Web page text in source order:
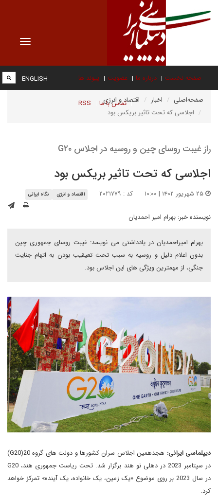
Toggle
صفحه نخست درباره ما عضویت پیوند ها
تماس با ما RSS
ENGLISH
صفحه‌اصلی اخبار
اقتصاد و انرژی
اجلاسی که تحت تاثیر بریکس بود
راز غیبت روسای چین و روسیه در اجلاس G۲۰
اجلاسی که تحت تاثیر بریکس بود
کد : ۲۰۲۱۷۷۹ اقتصاد و انرژی نگاه ایرانی
نویسنده خبر: بهرام امیر احمدیان
بهرام امیراحمدیان در یادداشتی می نویسد: غیبت روسای جمهوری چین
بدون اعلام دلیل و روسیه به سبب تحت تعیقیب بودن به اتهام جنایت
جنگی، از مهمترین ویژگی های این اجلاس بود.
دیپلماسی ایرانی:
هجدهمین اجلاس سران کشورها و دولت های گروه 20(G20)
در سپتامبر 2023 در دهلی نو هند برگزار شد. تحت ریاست جمهوری هند، G20
در سال 2023 بر روی موضوع «یک زمین، یک خانواده، یک آینده» تمرکز خواهد
کرد.